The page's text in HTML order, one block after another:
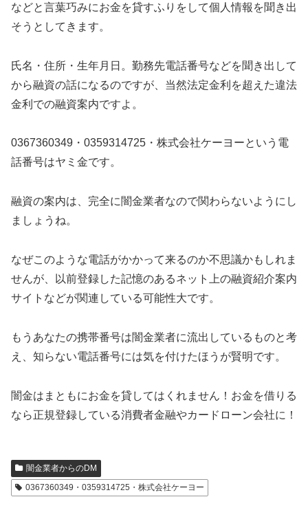
などと言葉巧みにお金を貸すふりをして個人情報を聞き出
そうとしてきます。
氏名・住所・生年月日。勤務先電話番号などを聞き出して
から融資の話になるのですが、当然法定金利を超えた違法
金利での融資案内ですよ。
0367360349・0359314725・株式会社ケーヨーという電
話番号はヤミ金です。
融資の案内は、完全に闇金業者なので関わらないようにし
ましょうね。
なぜこのような電話がかかって来るのか不思議かもしれま
せんが、以前登録した記憶のあるネット上の融資紹介案内
サイトなどが関連している可能性大です。
もうあなたの携帯番号は闇金業者に流出しているものと考
え、知らない電話番号には気を付けたほうが賢明です。
闇金はまともにお金を貸してはくれません！お金を借りる
なら正規登録している消費者金融やカードローン会社に！
闇金業者からのDM
0367360349・0359314725・株式会社ケーヨー